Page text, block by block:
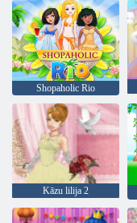
Shopaholic Rio
Kāzu lilija 2